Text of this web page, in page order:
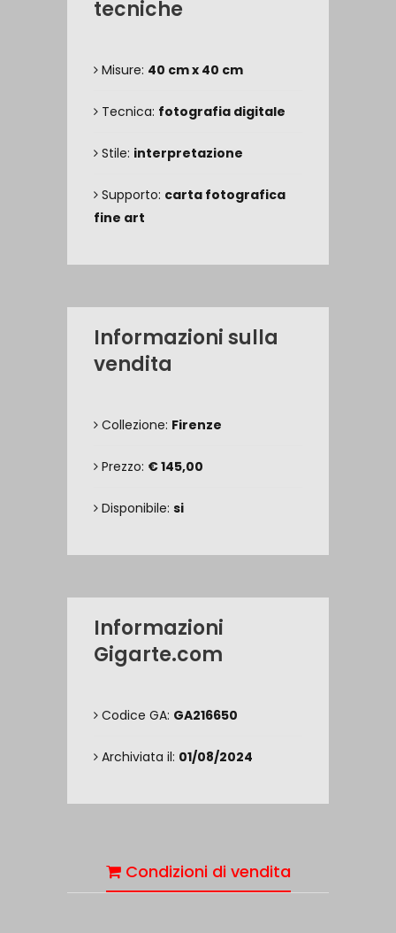
tecniche
Misure: 40 cm x 40 cm
Tecnica: fotografia digitale
Stile: interpretazione
Supporto: carta fotografica
fine art
Informazioni sulla
vendita
Collezione: Firenze
Prezzo: € 145,00
Disponibile: si
Informazioni
Gigarte.com
Codice GA: GA216650
Archiviata il: 01/08/2024
Condizioni di vendita